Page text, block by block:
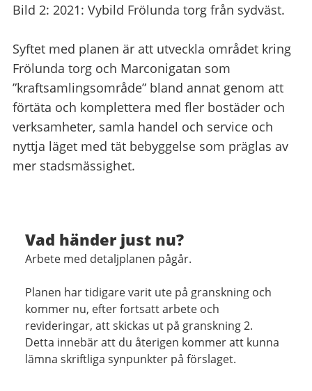
Bild 2: 2021: Vybild Frölunda torg från sydväst.
Syftet med planen är att utveckla området kring
Frölunda torg och Marconigatan som
”kraftsamlingsområde” bland annat genom att
förtäta och komplettera med fler bostäder och
verksamheter, samla handel och service och
nyttja läget med tät bebyggelse som präglas av
mer stadsmässighet.
Vad händer just nu?
Arbete med detaljplanen pågår.
Planen har tidigare varit ute på granskning och
kommer nu, efter fortsatt arbete och
revideringar, att skickas ut på granskning 2.
Detta innebär att du återigen kommer att kunna
lämna skriftliga synpunkter på förslaget.